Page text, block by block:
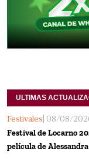
ULTIMAS
Festivales | 08/08/
Festival de Locarno
película de